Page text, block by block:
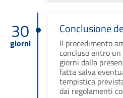
30
giorni
Conclusione
Il procedimento
concluso entro
giorni dalla
fatta salva
tempistica
dai regolamenti